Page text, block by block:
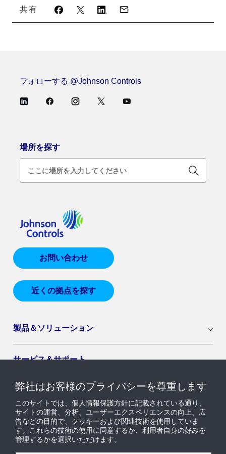
共有
フォローする @Johnson Controls
場所を探す
お問い合わせ
近くの拠点を探す
製品＆ソリューション
サービス＆サポート
導入セグメント
ニュース & インサイト
弊社はお客様のプライバシーを尊重します
このサイトでは、個人情報保護方針に記載されている通り、
サイトの運営、分析、ユーザーエクスペリエンスの向上、広
告などの目的で、クッキーおよび関連技術を使用していま
す。これらの技術の使用に同意するか、利用者自身の好みを
管理するかを選択いただけます。